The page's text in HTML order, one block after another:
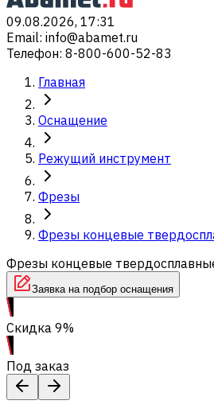
09.08.2026, 17:31
Email: info@abamet.ru
Телефон: 8-800-600-52-83
Главная
Оснащение
Режущий инструмент
Фрезы
Фрезы концевые
Фрезы концевые
Заявка на подбор оснащения
Скидка 9%
Под заказ